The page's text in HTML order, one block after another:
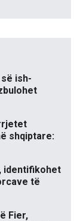
ish-
shqiptare:
identifikohet
të
Fier,